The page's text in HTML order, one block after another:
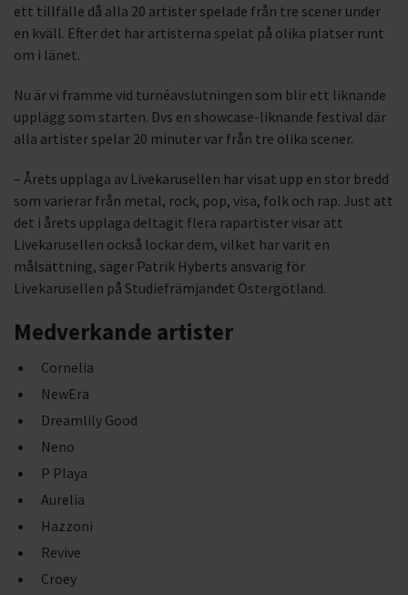
ett tillfälle då alla 20 artister spelade från tre scener under
en kväll. Efter det har artisterna spelat på olika platser runt
om i länet.
Nu är vi framme vid turnéavslutningen som blir ett liknande
upplägg som starten. Dvs en showcase-liknande festival där
alla artister spelar 20 minuter var från tre olika scener.
– Årets upplaga av Livekarusellen har visat upp en stor bredd
som varierar från metal, rock, pop, visa, folk och rap. Just att
det i årets upplaga deltagit flera rapartister visar att
Livekarusellen också lockar dem, vilket har varit en
målsättning, säger Patrik Hyberts ansvarig för
Livekarusellen på Studiefrämjandet Östergötland.
Medverkande artister
Cornelia
NewEra
Dreamlily Good
Neno
P Playa
Aurelia
Hazzoni
Revive
Croey